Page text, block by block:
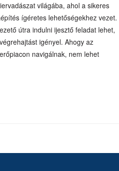
világába, ahol a sikeres
ígéretes lehetőségekhez vezet.
útra indulni ijesztő feladat lehet,
igényel. Ahogy az
navigálnak, nem lehet